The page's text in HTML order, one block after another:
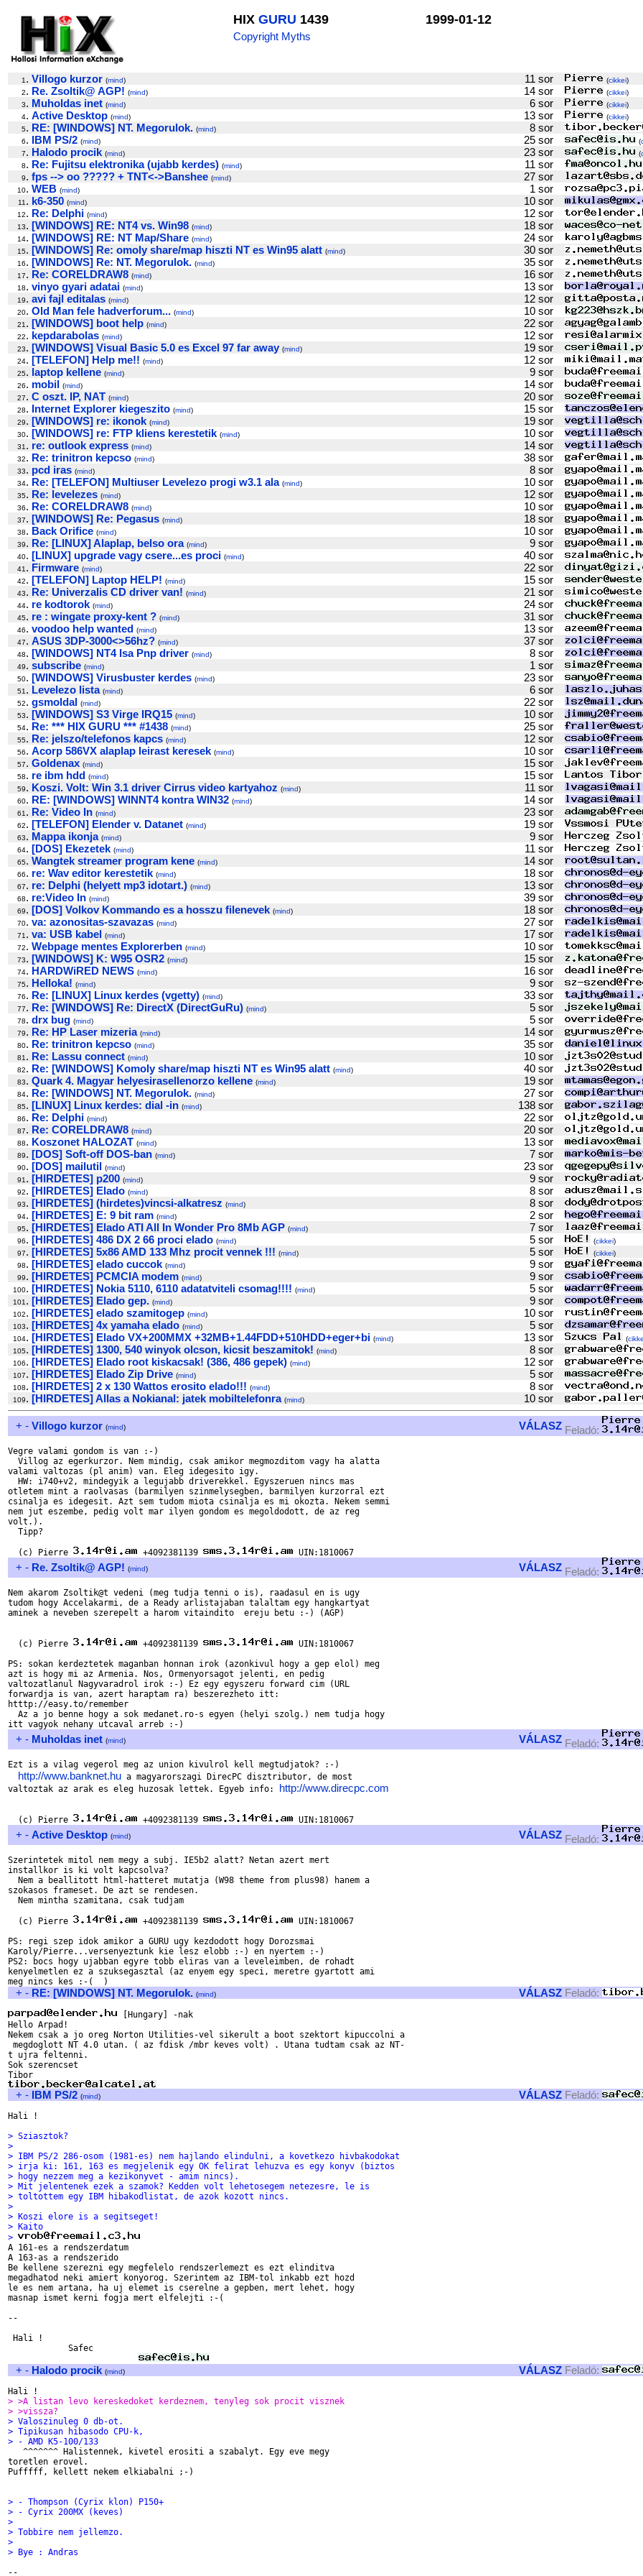
HIX GURU 1439
Copyright Myths
1999-01-12
1 . Villogo kurzor (mind) 11 sor (cikkei)
2. Re. Zsoltik@ AGP! (mind) 14 sor (cikkei)
3. Muholdas inet (mind) 6 sor (cikkei)
4. Active Desktop (mind) 13 sor (cikkei)
5. RE: [WINDOWS] NT. Megorulok. (mind) 8 sor
6. IBM PS/2 (mind) 25 sor (
7. Halodo procik (mind) 23 sor (
8. Re: Fujitsu elektronika (ujabb kerdes) (mind) 11 sor
9. fps --> oo ????? + TNT<->Banshee (mind) 27 sor
10. WEB (mind) 1 sor
11 . k6-350 (mind) 10 sor
12. Re: Delphi (mind) 12 sor
13. [WINDOWS] RE: NT4 vs. Win98 (mind) 18 sor
14. [WINDOWS] RE: NT Map/Share (mind) 24 sor
15. [WINDOWS] Re: omoly share/map hiszti NT es Win95 alatt (mind) 30 sor
16. [WINDOWS] Re: NT. Megorulok. (mind) 35 sor
17. Re: CORELDRAW8 (mind) 16 sor
18. vinyo gyari adatai (mind) 13 sor
19. avi fajl editalas (mind) 12 sor
20. Old Man fele hadverforum... (mind) 10 sor
21 . [WINDOWS] boot help (mind) 22 sor
22. kepdarabolas (mind) 12 sor
23. [WINDOWS] Visual Basic 5.0 es Excel 97 far away (mind) 19 sor
24. [TELEFON] Help me!! (mind) 12 sor
25. laptop kellene (mind) 9 sor
26. mobil (mind) 14 sor
27. C oszt. IP, NAT (mind) 20 sor
28. Internet Explorer kiegeszito (mind) 15 sor
29. [WINDOWS] re: ikonok (mind) 19 sor
30. [WINDOWS] re: FTP kliens kerestetik (mind) 10 sor
31 . re: outlook express (mind) 14 sor
32. Re: trinitron kepcso (mind) 38 sor
33. pcd iras (mind) 8 sor
34. Re: [TELEFON] Multiuser Levelezo progi w3.1 ala (mind) 10 sor
35. Re: levelezes (mind) 12 sor
36. Re: CORELDRAW8 (mind) 10 sor
37. [WINDOWS] Re: Pegasus (mind) 18 sor
38. Back Orifice (mind) 10 sor
39. Re: [LINUX] Alaplap, belso ora (mind) 9 sor
40. [LINUX] upgrade vagy csere...es proci (mind) 40 sor
41 . Firmware (mind) 22 sor
42. [TELEFON] Laptop HELP! (mind) 15 sor
43. Re: Univerzalis CD driver van! (mind) 21 sor
44. re kodtorok (mind) 24 sor
45. re : wingate proxy-kent ? (mind) 31 sor
46. voodoo help wanted (mind) 13 sor
47. ASUS 3DP-3000<>56hz? (mind) 37 sor
48. [WINDOWS] NT4 Isa Pnp driver (mind) 8 sor
49. subscribe (mind) 1 sor
50. [WINDOWS] Virusbuster kerdes (mind) 23 sor
51 . Levelezo lista (mind) 6 sor
52. gsmoldal (mind) 22 sor
53. [WINDOWS] S3 Virge IRQ15 (mind) 10 sor
54. Re: *** HIX GURU *** #1438 (mind) 25 sor
55. Re: jelszo/telefonos kapcs (mind) 12 sor
56. Acorp 586VX alaplap leirast keresek (mind) 10 sor
57. Goldenax (mind) 15 sor
58. re ibm hdd (mind) 15 sor
59. Koszi. Volt: Win 3.1 driver Cirrus video kartyahoz (mind) 11 sor
60. RE: [WINDOWS] WINNT4 kontra WIN32 (mind) 14 sor
61 . Re: Video In (mind) 23 sor
62. [TELEFON] Elender v. Datanet (mind) 19 sor
63. Mappa ikonja (mind) 9 sor
64. [DOS] Ekezetek (mind) 11 sor
65. Wangtek streamer program kene (mind) 14 sor
66. re: Wav editor kerestetik (mind) 18 sor
67. re: Delphi (helyett mp3 idotart.) (mind) 13 sor
68. re:Video In (mind) 39 sor
69. [DOS] Volkov Kommando es a hosszu filenevek (mind) 18 sor
70. va: azonositas-szavazas (mind) 27 sor
71 . va: USB kabel (mind) 17 sor
72. Webpage mentes Explorerben (mind) 10 sor
73. [WINDOWS] K: W95 OSR2 (mind) 15 sor
74. HARDWiRED NEWS (mind) 16 sor
75. Helloka! (mind) 9 sor
76. Re: [LINUX] Linux kerdes (vgetty) (mind) 33 sor
77. Re: [WINDOWS] Re: DirectX (DirectGuRu) (mind) 5 sor
78. drx bug (mind) 5 sor
79. Re: HP Laser mizeria (mind) 14 sor
80. Re: trinitron kepcso (mind) 35 sor
81 . Re: Lassu connect (mind) 10 sor
82. Re: [WINDOWS] Komoly share/map hiszti NT es Win95 alatt (mind) 40 sor
83. Quark 4. Magyar helyesirasellenorzo kellene (mind) 19 sor
84. Re: [WINDOWS] NT. Megorulok. (mind) 27 sor
85. [LINUX] Linux kerdes: dial -in (mind) 138 sor
86. Re: Delphi (mind) 22 sor
87. Re: CORELDRAW8 (mind) 20 sor
88. Koszonet HALOZAT (mind) 13 sor
89. [DOS] Soft-off DOS-ban (mind) 7 sor
90. [DOS] mailutil (mind) 23 sor
91 . [HIRDETES] p200 (mind) 9 sor
92. [HIRDETES] Elado (mind) 8 sor
93. [HIRDETES] (hirdetes)vincsi-alkatresz (mind) 8 sor
94. [HIRDETES] E: 9 bit ram (mind) 2 sor
95. [HIRDETES] Elado ATI All In Wonder Pro 8Mb AGP (mind) 7 sor
96. [HIRDETES] 486 DX 2 66 proci elado (mind) 5 sor (cikkei)
97. [HIRDETES] 5x86 AMD 133 Mhz procit vennek !!! (mind) 5 sor (cikkei)
98. [HIRDETES] elado cuccok (mind) 9 sor
99. [HIRDETES] PCMCIA modem (mind) 9 sor
100. [HIRDETES] Nokia 5110, 6110 adatatviteli csomag!!!! (mind) 5 sor
101 . [HIRDETES] Elado gep. (mind) 9 sor
102. [HIRDETES] elado szamitogep (mind) 10 sor
103. [HIRDETES] 4x yamaha elado (mind) 5 sor
104. [HIRDETES] Elado VX+200MMX +32MB+1.44FDD+510HDD+eger+bi (mind) 13 sor (
105. [HIRDETES] 1300, 540 winyok olcson, kicsit beszamitok! (mind) 8 sor
106. [HIRDETES] Elado root kiskacsak! (386, 486 gepek) (mind) 12 sor
107. [HIRDETES] Elado Zip Drive (mind) 5 sor
108. [HIRDETES] 2 x 130 Wattos erosito elado!!! (mind) 8 sor
109. [HIRDETES] Allas a Nokianal: jatek mobiltelefonra (mind) 10 sor
+ - Villogo kurzor (mind) VÁLASZ Feladó:
Vegre valami gondom is van :-)
  Villog az egerkurzor. Nem mindig, csak amikor megmozditom vagy ha alatta
valami valtozas (pl anim) van. Eleg idegesito igy.
  HW: i740+v2, mindegyik a legujabb driverekkel. Egyszeruen nincs mas
otletem mint a raolvasas (barmilyen szinmelysegben, barmilyen kurzorral ezt
csinalja es idegesit. Azt sem tudom miota csinalja es mi okozta. Nekem semmi
nem jut eszembe, pedig volt mar ilyen gondom es megoldodott, de az reg
volt.).
  Tipp?
  (c) Pierre
+4092381139
+ - Re. Zsoltik@ AGP! (mind) VÁLASZ Feladó:
Nem akarom Zsoltik@t vedeni (meg tudja tenni o is), raadasul en is ugy
tudom hogy Accelakarmi, de a Ready arlistajaban talaltam egy hangkartyat
aminek a neveben szerepelt a harom vitaindito  ereju betu :-) (AGP)
  (c) Pierre
+4092381139
UIN:1810067
PS: sokan kerdeztetek maganban honnan irok (azonkivul hogy a gep elol) meg
azt is hogy mi az Armenia. Nos, Ormenyorsagot jelenti, en pedig
valtozatlanul Nagyvaradrol irok :-) Ez egy egyszeru forward cim (URL
forwardja is van, azert haraptam ra) beszerezheto itt:
htttp://easy.to/remember
  Az a jo benne hogy a sok medanet.ro-s egyen (helyi szolg.) nem tudja hogy
+ - Muholdas inet (mind) VÁLASZ Feladó:
Ezt is a vilag vegerol meg az union kivulrol kell megtudjatok? :-)
http://www.banknet.hu a magyarorszagi DirecPC disztributor, de most
valtoztak az arak es eleg huzosak lettek. Egyeb info: http://www.direcpc.com
  (c) Pierre
+4092381139
+ - Active Desktop (mind) VÁLASZ Feladó:
Szerintetek mitol nem megy a subj. IE5b2 alatt? Netan azert mert
installkor is ki volt kapcsolva?
  Nem a beallitott html-hatteret mutatja (W98 theme from plus98) hanem a
szokasos frameset. De azt se rendesen.
  Nem mintha szamitana, csak tudjam
  (c) Pierre
+4092381139
UIN:1810067
PS: regi szep idok amikor a GURU ugy kezdodott hogy Dorozsmai
Karoly/Pierre...versenyeztunk kie lesz elobb :-) en nyertem :-)
PS2: bocs hogy ujabban egyre tobb eliras van a leveleimben, de rohadt
kenyelmetlen ez a szuksegasztal (az enyem egy speci, meretre gyartott ami
+ - RE: [WINDOWS] NT. Megorulok. (mind) VÁLASZ Feladó:
[Hungary] -nak
Hello Arpad!
Nekem csak a jo oreg Norton Utilities-vel sikerult a boot szektort kipuccolni a
megdoglott NT 4.0 utan. ( az fdisk /mbr keves volt) . Utana tudtam csak az NT-
t ujra feltenni.
Sok szerencset
+ - IBM PS/2 (mind) VÁLASZ Feladó:
Hali !
> Sziasztok?
>
> IBM PS/2 286-osom (1981-es) nem hajlando elindulni, a kovetkezo hivbakodokat
> irja ki: 161, 163 es megjelenik egy OK felirat lehuzva es egy konyv (biztos
> hogy nezzem meg a kezikonyvet - amim nincs).
> Mit jelentenek ezek a szamok? Kedden volt lehetosegem netezesre, le is
> toltottem egy IBM hibakodlistat, de azok kozott nincs.
>
> Koszi elore is a segitseget!
> Kaito
>
A 161-es a rendszerdatum
A 163-as a rendszerido
Be kellene szerezni egy megfelelo rendszerlemezt es ezt elinditva
megadhatod neki amiert konyorog. Szerintem az IBM-tol inkabb ezt hozd
le es nem artana, ha uj elemet is cserelne a gepben, mert lehet, hogy
masnap ismet kerni fogja mert elfelejti :-(
--
Hali !
            Safec
+ - Halodo procik (mind) VÁLASZ Feladó:
> >A listan levo kereskedoket kerdeznem, tenyleg sok procit visznek
> >vissza?
> Valoszinuleg 0 db-ot.
> Tipikusan hibasodo CPU-k,
> - AMD K5-100/133
^^^^^^^ Halistennek, kivetel erositi a szabalyt. Egy eve megy
toretlen erovel.
Pufffff, kellett nekem elkiabalni ;-)
> - Thompson (Cyrix klon) P150+
> - Cyrix 200MX (keves)
>
> Tobbire nem jellemzo.
>
> Bye : Andras
--